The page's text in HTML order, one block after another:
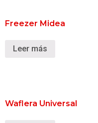
Freezer Midea
Leer más
Waflera Universal